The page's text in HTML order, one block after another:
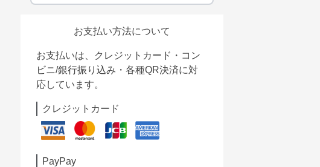
お支払い方法について
お支払いは、クレジットカード・コン
ビニ/銀行振り込み・各種QR決済に対
応しています。
クレジットカード
PayPay